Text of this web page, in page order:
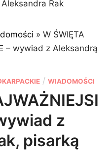
» W ŚWIĘTA
– wywiad z Aleksandrą
/ WIADOMOŚCI
z
pisarką